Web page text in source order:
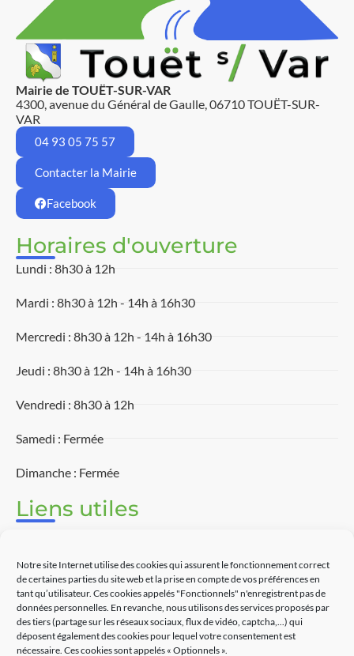
Notre site Internet utilise des cookies qui assurent le fonctionnement correct
de certaines parties du site web et la prise en compte de vos préférences en
tant qu’utilisateur. Ces cookies appelés "Fonctionnels" n'enregistrent pas de
données personnelles. En revanche, nous utilisons des services proposés par
des tiers (partage sur les réseaux sociaux, flux de vidéo, captcha,...) qui
déposent également des cookies pour lequel votre consentement est
nécessaire. Ces cookies sont appelés « Optionnels ».
Mairie de TOUËT-SUR-VAR
4300, avenue du Général de Gaulle, 06710 TOUËT-SUR-
VAR
04 93 05 75 57
Contacter la Mairie
Facebook
Horaires d'ouverture
Lundi : 8h30 à 12h
Mardi : 8h30 à 12h - 14h à 16h30
Mercredi : 8h30 à 12h - 14h à 16h30
Jeudi : 8h30 à 12h - 14h à 16h30
Vendredi : 8h30 à 12h
Samedi : Fermée
Dimanche : Fermée
Liens utiles
Découvrir Touët-sur-Var
Commerces
Contact